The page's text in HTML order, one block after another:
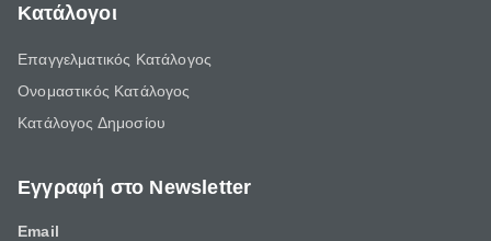
Κατάλογοι
Επαγγελματικός Κατάλογος
Ονομαστικός Κατάλογος
Κατάλογος Δημοσίου
Εγγραφή στο Newsletter
Email